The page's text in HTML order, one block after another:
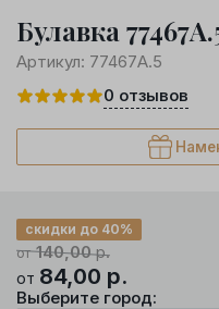
Булавка
Артикул: 77467А.5
0 отзывов
от140,00р.
скидки до 40%
от 84,00 р.
Выберите город: